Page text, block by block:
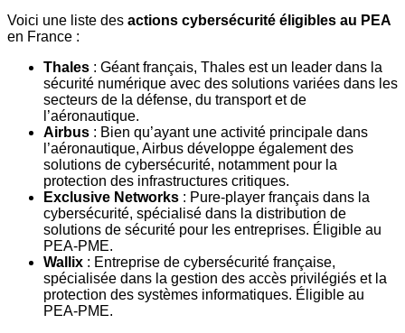
Voici une liste des actions cybersécurité éligibles au PEA
en France :
Thales : Géant français, Thales est un leader dans la
sécurité numérique avec des solutions variées dans les
secteurs de la défense, du transport et de
l’aéronautique.
Airbus : Bien qu’ayant une activité principale dans
l’aéronautique, Airbus développe également des
solutions de cybersécurité, notamment pour la
protection des infrastructures critiques.
Exclusive Networks : Pure-player français dans la
cybersécurité, spécialisé dans la distribution de
solutions de sécurité pour les entreprises. Éligible au
PEA-PME.
Wallix : Entreprise de cybersécurité française,
spécialisée dans la gestion des accès privilégiés et la
protection des systèmes informatiques. Éligible au
PEA-PME.